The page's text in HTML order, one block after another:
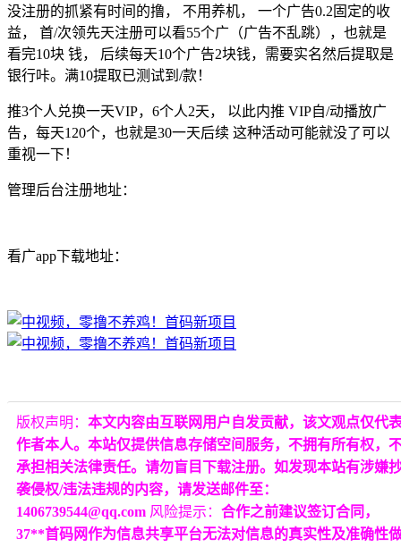
没注册的抓紧有时间的撸， 不用养机， 一个广告0.2固定的收
益， 首/次领先天注册可以看55个广（广告不乱跳），也就是
看完10块 钱， 后续每天10个广告2块钱，需要实名然后提取是
银行咔。满10提取已测试到/款！
推3个人兑换一天VIP，6个人2天， 以此内推 VIP自/动播放广
告，每天120个，也就是30一天后续 这种活动可能就没了可以
重视一下！
管理后台注册地址：
看广app下载地址：
版权声明： 本文内容由互联网用户自发贡献，该文观点仅代
作者本人。本站仅提供信息存储空间服务，不拥有所有权，
承担相关法律责任。请勿盲目下载注册。如发现本站有涉嫌
袭侵权/违法违规的内容，请发送邮件至：
1406739544@qq.com 风险提示： 合作之前建议签订合同，
37**首码网作为信息共享平台无法对信息的真实性及准确性